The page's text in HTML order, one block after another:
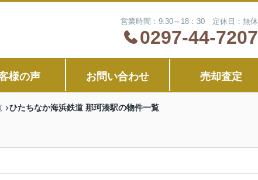
営業時間：9:30～18：30 定休日：無休
0297-44-7207
様の声 お問い合わせ 売却査定
ひたちなか海浜鉄道 那珂湊駅の物件一覧